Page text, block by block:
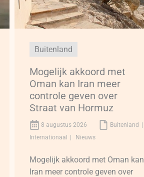
Buitenland
Mogelijk akkoord met
Oman kan Iran meer
controle geven over
Straat van Hormuz
8 augustus 2026
Buitenland
Internationaal
Nieuws
Mogelijk akkoord met Oman kan
Iran meer controle geven over